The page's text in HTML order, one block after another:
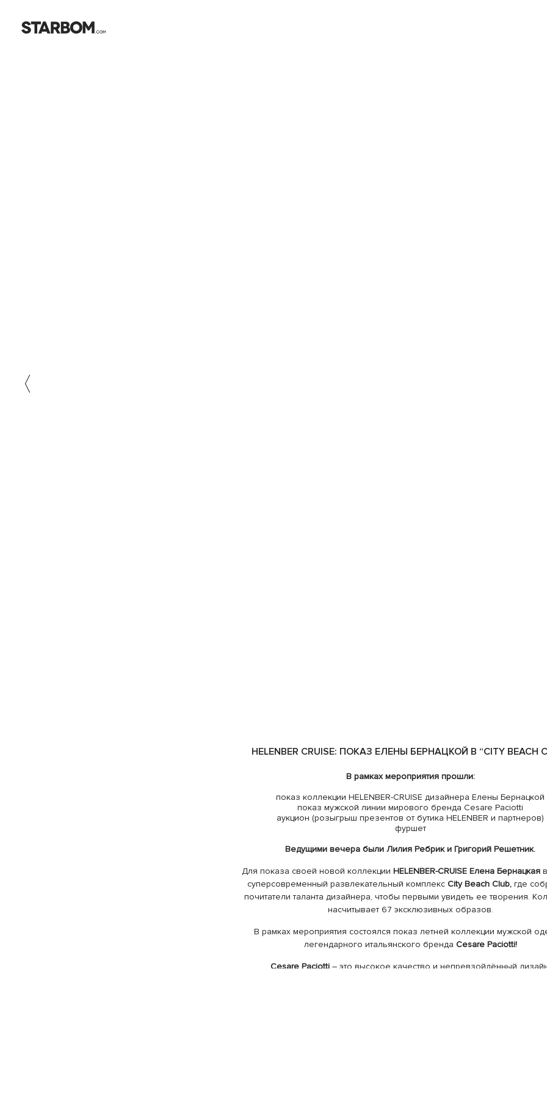
HELENBER CRUISE: ПОКАЗ ЕЛЕНЫ БЕРНАЦКОЙ В “CITY BEACH
В рамках мероприятия прошли:
показ коллекции HELENBER-CRUISE дизайнера Елены Бернацкой
показ мужской линии мирового бренда Cesare Paciotti
аукцион (розыгрыш презентов от бутика HELENBER и партнеров)
фуршет
Ведущими вечера были Лилия Ребрик и Григорий Решетник.
Для показа своей новой коллекции HELENBER-CRUISE Елена Бернацкая
суперсовременный развлекательный комплекс City Beach Club,где
почитатели таланта дизайнера, чтобы первыми увидеть ее творения.
насчитывает 67 эксклюзивных образов.
В рамках мероприятия состоялся показ летней коллекции мужской
легендарного итальянского бренда Cesare Paciotti!
Cesare Paciotti– это высокое качество и непревзойдённый